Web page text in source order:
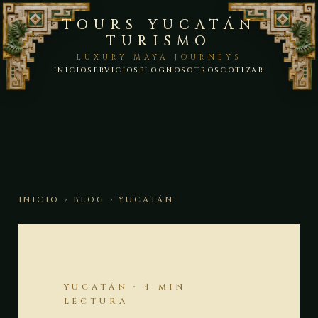
TOURS YUCATÁN
TURISMO
LUXURY MAYA JOURNEYS
INICIO SERVICIOS BLOGNOSOTROS COTIZAR
INICIO › BLOG › YUCATÁN
YUCATÁN · 4 MIN
LECTURA